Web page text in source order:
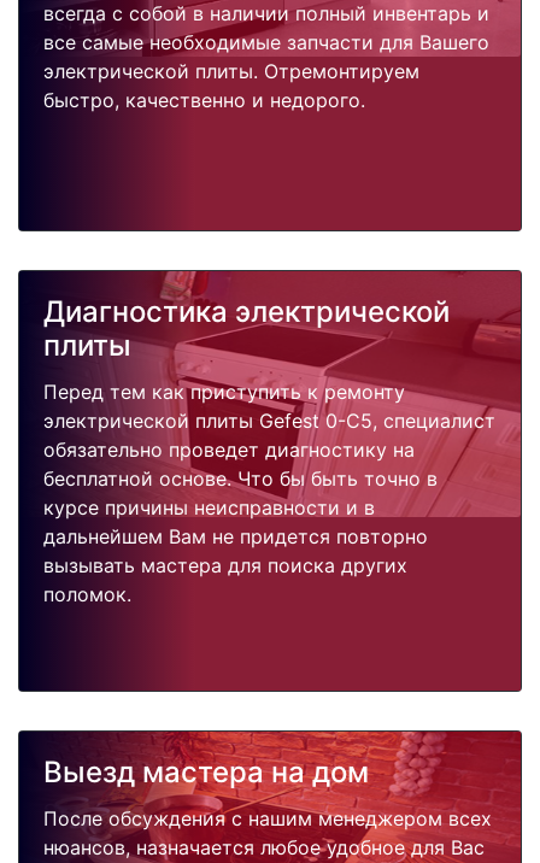
всегда с собой в наличии полный инвентарь и
все самые необходимые запчасти для Вашего
электрической плиты. Отремонтируем
быстро, качественно и недорого.
Диагностика электрической
плиты
Перед тем как приступить к ремонту
электрической плиты Gefest 0-C5, специалист
обязательно проведет диагностику на
бесплатной основе. Что бы быть точно в
курсе причины неисправности и в
дальнейшем Вам не придется повторно
вызывать мастера для поиска других
поломок.
Выезд мастера на дом
После обсуждения с нашим менеджером всех
нюансов, назначается любое удобное для Вас